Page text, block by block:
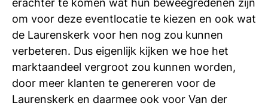
erachter te komen wat hun beweegredenen zijn
om voor deze eventlocatie te kiezen en ook wat
de Laurenskerk voor hen nog zou kunnen
verbeteren. Dus eigenlijk kijken we hoe het
marktaandeel vergroot zou kunnen worden,
door meer klanten te genereren voor de
Laurenskerk en daarmee ook voor Van der